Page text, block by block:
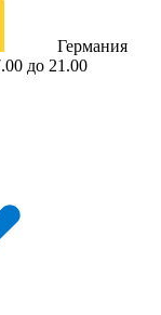
Германия
до 21.00